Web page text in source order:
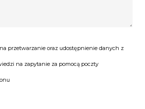
przetwarzanie oraz udostępnienie danych z
na zapytanie za pomocą poczty